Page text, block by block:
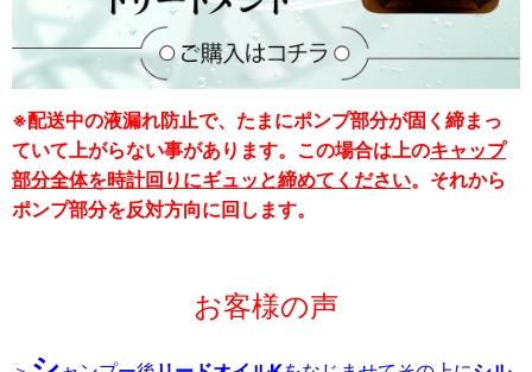
※配送中の液漏れ防止で、たまにポンプ部分が固く締まっ
ていて上がらない事があります。この場合は上のキャップ
部分全体を時計回りにギュッと締めてください。それから
ポンプ部分を反対方向に回します。
お客様の声